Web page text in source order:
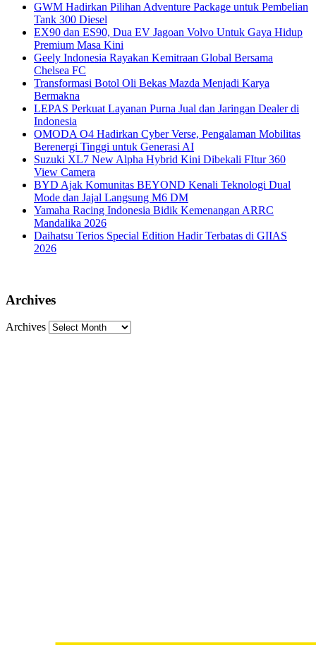
GWM Hadirkan Pilihan Adventure Package untuk Pembelian
Tank 300 Diesel
EX90 dan ES90, Dua EV Jagoan Volvo Untuk Gaya Hidup
Premium Masa Kini
Geely Indonesia Rayakan Kemitraan Global Bersama
Chelsea FC
Transformasi Botol Oli Bekas Mazda Menjadi Karya
Bermakna
LEPAS Perkuat Layanan Purna Jual dan Jaringan Dealer di
Indonesia
OMODA O4 Hadirkan Cyber Verse, Pengalaman Mobilitas
Berenergi Tinggi untuk Generasi AI
Suzuki XL7 New Alpha Hybrid Kini Dibekali FItur 360
View Camera
BYD Ajak Komunitas BEYOND Kenali Teknologi Dual
Mode dan Jajal Langsung M6 DM
Yamaha Racing Indonesia Bidik Kemenangan ARRC
Mandalika 2026
Daihatsu Terios Special Edition Hadir Terbatas di GIIAS
2026
Archives
Archives